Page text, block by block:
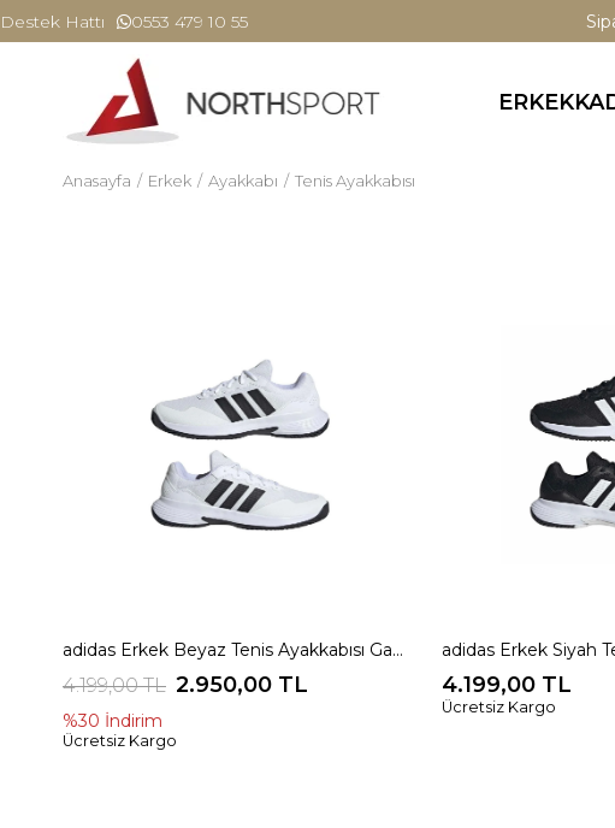
Destek Hattı 0553 479 10 55
ERKEK
Anasayfa Erkek Ayakkabı Tenis Ayakkabısı
adidas Erkek Beyaz Tenis Ayakkabısı GameCourt 2 M KI0781
2.950,00 TL
4.199,00 TL
%30 İndirim
Ücretsiz Kargo
4.199,00 TL
Ücretsiz Kargo